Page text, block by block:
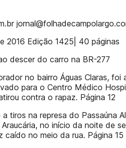
2016 Edição 1425| 40 páginas
descer do carro na BR-277
no bairro Águas Claras,
para o Centro Médico
contra o rapaz. Página 12
tiros na represa do Passaúna
no início da noite de
no meio da rua. Página 15